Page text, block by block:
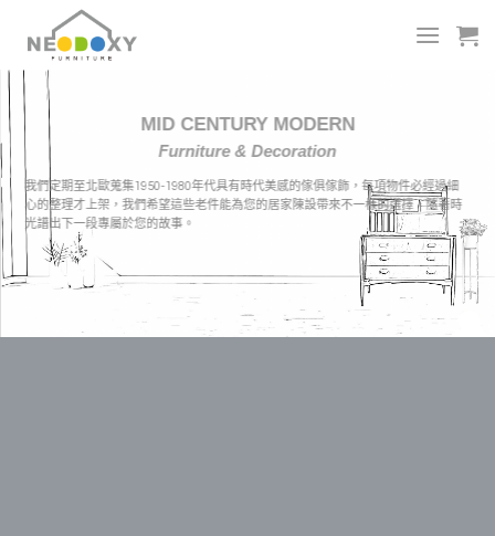
content
MID CENTURY MODERN
Furniture & Decoration
我們定期至北歐蒐集1950-1980年代具有時代美感的傢俱傢飾，每項物件必經過細
心的整理才上架，我們希望這些老件能為您的居家陳設帶來不一樣的選擇，隨著時
光譜出下一段專屬於您的故事。